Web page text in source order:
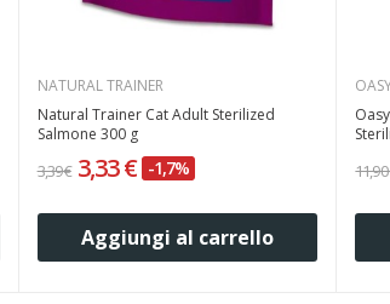
NATURAL TRAINER
Natural Trainer Cat Adult Sterilized
Salmone 300 g
3,39 € 3,33 € -1,7%
Aggiungi al carrello
11,90